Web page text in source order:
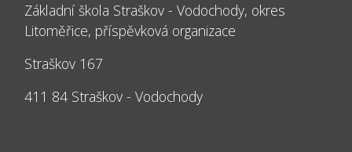
Základní škola Straškov - Vodochody, okres
Litoměřice, příspěvková organizace
Straškov 167
411 84 Straškov - Vodochody